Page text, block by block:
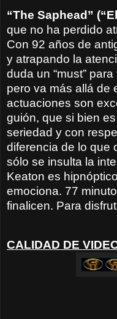
“The Saphead”
que no ha perdido
Con 92 años de
y atrapando la
duda un “must”
pero va más allá de
actuaciones son
guión, que si bien
seriedad y con
diferencia de lo que
sólo se insulta la
Keaton es
emociona. 77
finalicen. Para
CALIDAD DE